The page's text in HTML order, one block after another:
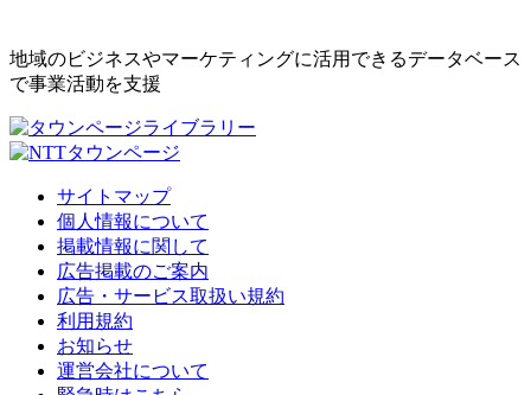
地域のビジネスやマーケティングに活用できるデータベース
で事業活動を支援
サイトマップ
個人情報について
掲載情報に関して
広告掲載のご案内
広告・サービス取扱い規約
利用規約
お知らせ
運営会社について